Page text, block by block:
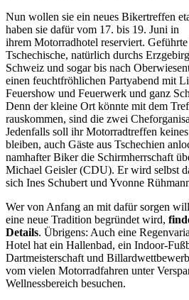
Nun wollen sie ein neues Bikertreffen
haben sie dafür vom 17. bis 19. Juni in
ihrem Motorradhotel reserviert.
Tschechische, natürlich durchs
Schweiz und sogar bis nach
einen feuchtfröhlichen Partyabend mit
Feuershow und Feuerwerk und ganz
Denn der kleine Ort könnte mit dem
rauskommen, sind die zwei
Jedenfalls soll ihr Motorradtreffen
bleiben, auch Gäste aus Tschechien
namhafter Biker die Schirmherrschaft
Michael Geisler (CDU). Er wird selbst
sich Ines Schubert und Yvonne
Wer von Anfang an mit dafür sorgen
eine neue Tradition begründet wird,
Details. Übrigens: Auch eine
Hotel hat ein Hallenbad, ein Indoor-
Dartmeisterschaft und
vom vielen Motorradfahren unter
Wellnessbereich besuchen.